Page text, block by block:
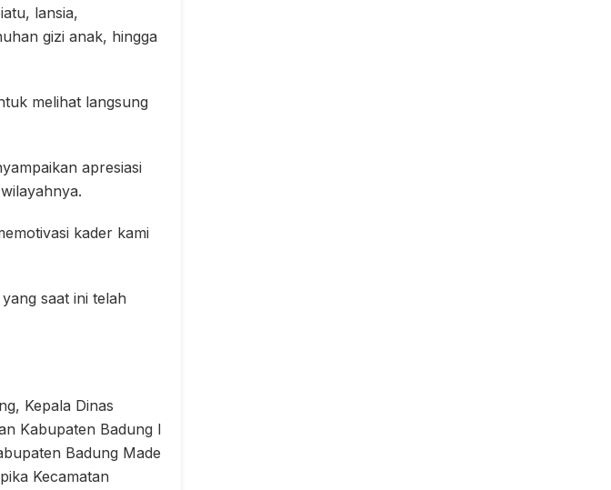
lansia,
gizi anak, hingga
melihat langsung
apresiasi
kader kami
saat ini telah
Kepala Dinas
Kabupaten Badung I
Badung Made
Kecamatan